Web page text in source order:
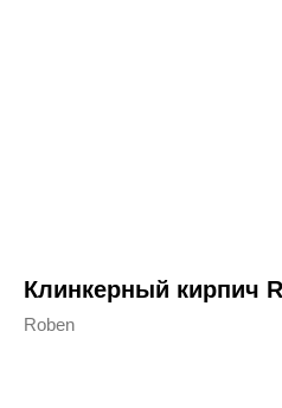
Клинкерный кирпич
Roben